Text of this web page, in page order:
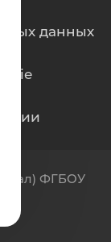
данных
ФГБОУ